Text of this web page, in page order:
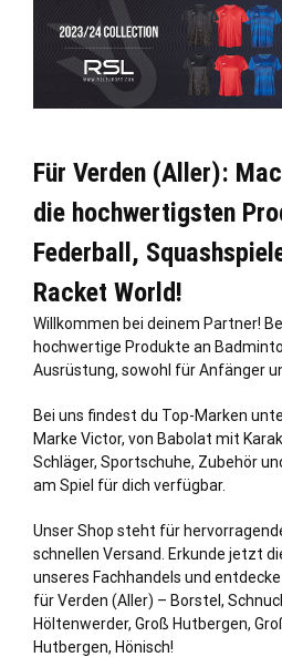
Für Verden (Aller):
die hochwertigsten
Federball,
Racket World!
Willkommen bei deinem Partner!
hochwertige Produkte an
Ausrüstung, sowohl für Anfänger
Bei uns findest du Top-Marken
Marke Victor, von Babolat mit
Schläger, Sportschuhe, Zubehör
am Spiel für dich verfügbar.
Unser Shop steht für
schnellen Versand. Erkunde jetzt
unseres Fachhandels und
für Verden (Aller) – Borstel ,
Höltenwerder, Groß Hutbergen,
Hutbergen, Hönisch!